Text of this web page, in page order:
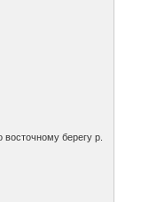
берегу р.